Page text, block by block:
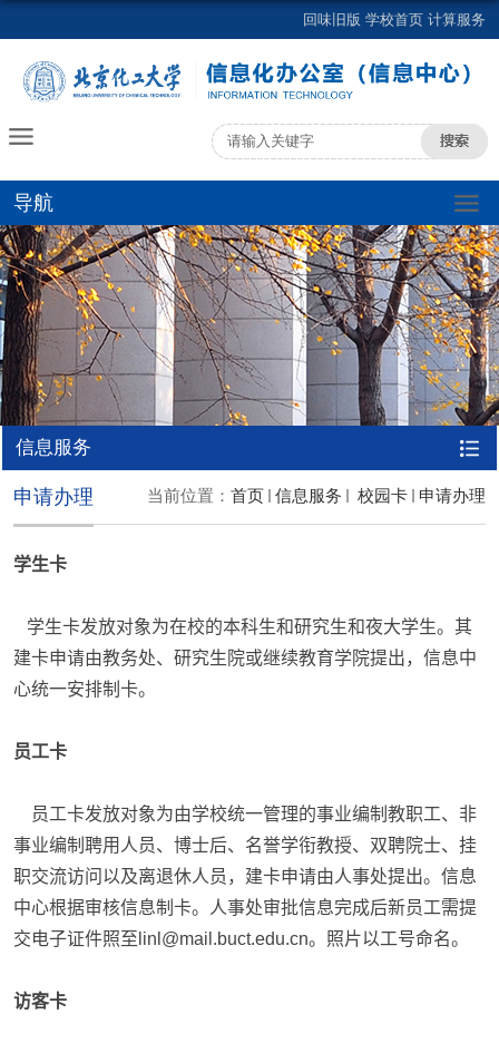
回味旧版 学校首页 计算服务
导航
信息服务
当前位置： 首页 信息服务 校园卡 申请办理
申请办理
学生卡
学生卡发放对象为在校的本科生和研究生和夜大学生。其
建卡申请由教务处、研究生院或继续教育学院提出，信息中
心统一安排制卡。
员工卡
员工卡发放对象为由学校统一管理的事业编制教职工、非
事业编制聘用人员、博士后、名誉学衔教授、双聘院士、挂
职交流访问以及离退休人员，建卡申请由人事处提出。信息
中心根据审核信息制卡。人事处审批信息完成后新员工需提
交电子证件照至 linl@mail.buct.edu.cn。照片以工号命名。
访客卡